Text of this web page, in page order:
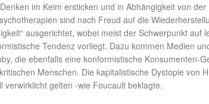
im Keim ersticken und in Abhängigkeit von
sind nach Freud auf die
ausgerichtet, wobei meist der Schwerpunkt auf
Tendenz vorliegt. Dazu kommen Medien
die ebenfalls eine konformistische Konsumenten-
Menschen. Die kapitalistische Dystopie von
verwirklicht gelten -wie Foucault beklagte.